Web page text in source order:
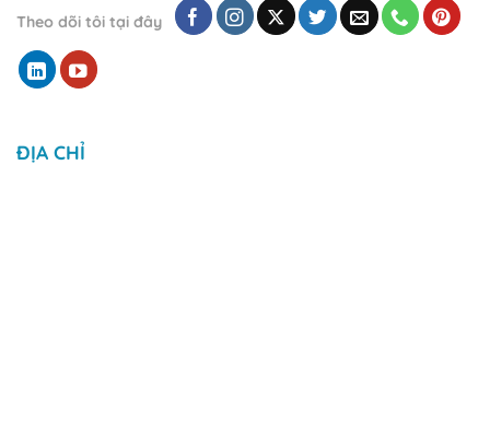
Theo dõi tôi tại đây
ĐỊA CHỈ